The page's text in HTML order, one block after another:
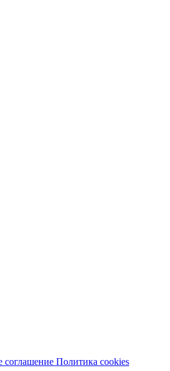
соглашение Политика cookies